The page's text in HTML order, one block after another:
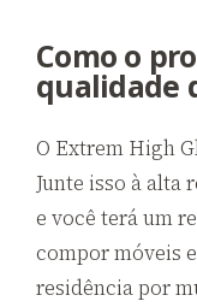
Como o
qualidade
O Extrem High
Junte isso à alta
e você terá um
compor móveis
residência por